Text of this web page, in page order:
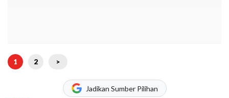
1 2 >
Jadikan Sumber Pilihan